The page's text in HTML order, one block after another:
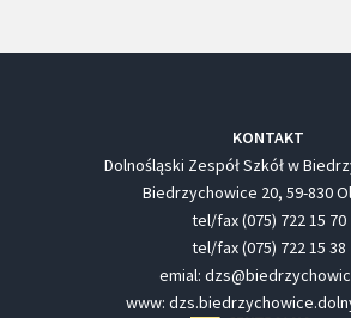
KONTAKT
Dolnośląski Zespół Szkół w
Biedrzychowice 20, 59-830
tel/fax (075) 722 15 70
tel/fax (075) 722 15 38
emial:
www: